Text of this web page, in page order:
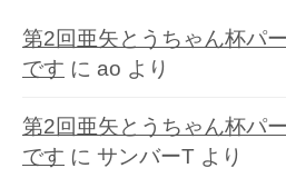
ー
第2回亜矢とうちゃん杯パ
です に ao より
第2回亜矢とうちゃん杯パ
です に サンバーT より